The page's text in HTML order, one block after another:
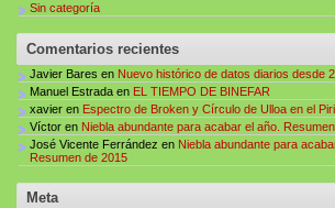
Sin categoría
Comentarios recientes
Javier Bares en Nuevo histórico de datos diarios desde
Manuel Estrada en EL TIEMPO DE BINEFAR
xavier en Espectro de Broken y Círculo de Ulloa en el
Víctor en Niebla abundante para acabar el año.
José Vicente Ferrández en Niebla abundante para
Resumen de 2015
Meta